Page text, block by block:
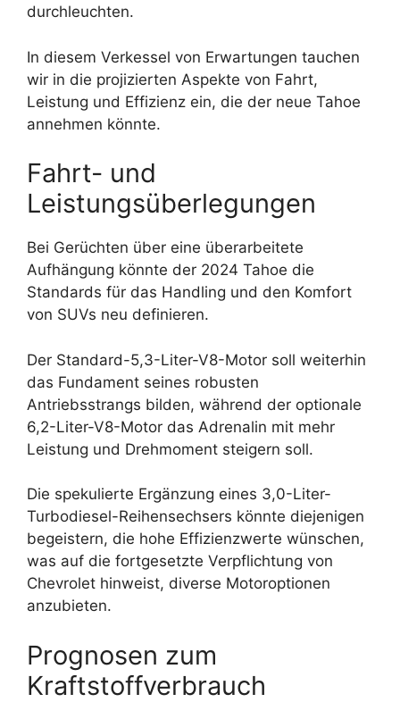
durchleuchten.
In diesem Verkessel von Erwartungen tauchen
wir in die projizierten Aspekte von Fahrt,
Leistung und Effizienz ein, die der neue Tahoe
annehmen könnte.
Fahrt- und
Leistungsüberlegungen
Bei Gerüchten über eine überarbeitete
Aufhängung könnte der 2024 Tahoe die
Standards für das Handling und den Komfort
von SUVs neu definieren.
Der Standard-5,3-Liter-V8-Motor soll weiterhin
das Fundament seines robusten
Antriebsstrangs bilden, während der optionale
6,2-Liter-V8-Motor das Adrenalin mit mehr
Leistung und Drehmoment steigern soll.
Die spekulierte Ergänzung eines 3,0-Liter-
Turbodiesel-Reihensechsers könnte diejenigen
begeistern, die hohe Effizienzwerte wünschen,
was auf die fortgesetzte Verpflichtung von
Chevrolet hinweist, diverse Motoroptionen
anzubieten.
Prognosen zum
Kraftstoffverbrauch